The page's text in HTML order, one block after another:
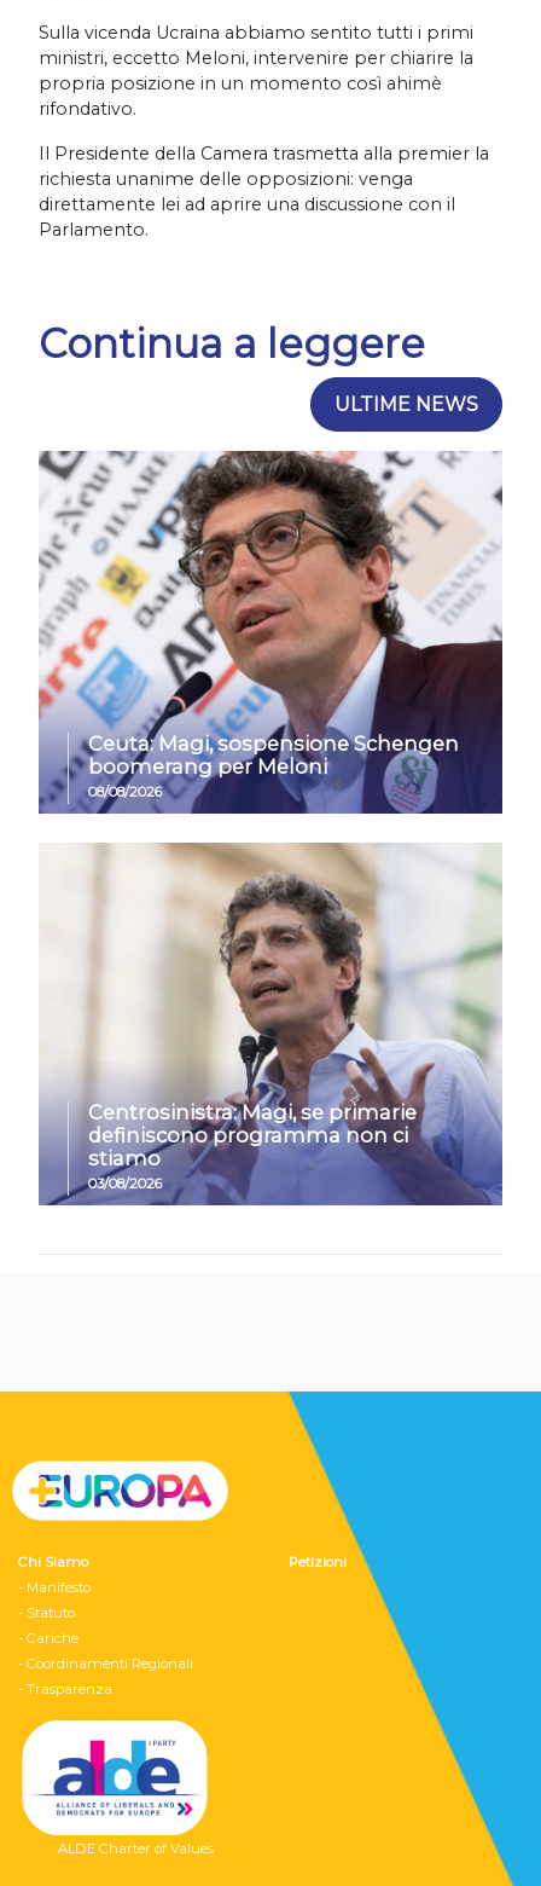
Sulla vicenda Ucraina abbiamo sentito tutti i primi
ministri, eccetto Meloni, intervenire per chiarire la
propria posizione in un momento così ahimè
rifondativo.
Il Presidente della Camera trasmetta alla premier la
richiesta unanime delle opposizioni: venga
direttamente lei ad aprire una discussione con il
Parlamento.
Continua a leggere
ULTIME NEWS
Ceuta: Magi, sospensione Schengen
boomerang per Meloni
08/08/2026
Centrosinistra: Magi, se primarie
definiscono programma non ci
stiamo
03/08/2026
Chi Siamo
- Manifesto
- Statuto
- Cariche
- Coordinamenti Regionali
- Trasparenza
ALDE Charter of Values
Petizioni